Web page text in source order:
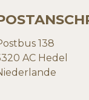
138
AC Hedel